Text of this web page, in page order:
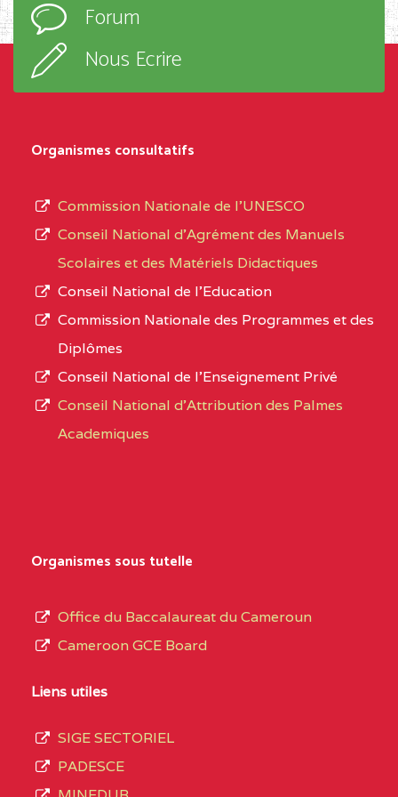
D'ENSEIGNEMENT
PROFESSIONNEL
(CEGEP) STE FOI BP
:4740 YAOUNDE
CENTRE
COLLEGE PANAFRICAIN
DE L'EXCELLENCE BP
CENTRE
COLLEGE PRIVE
CENTRE
COLLEGE PRIVE LAIC
SAINT MICHEL
CENTRE
d’enseignement,
type
L’offre
d’éducation
de
du
de
septembre
Forum
Nous Ecrire
Organismes consultatifs
Commission Nationale de l’UNESCO
Conseil National d’Agrément des Manuels
Scolaires et des Matériels Didactiques
Conseil National de l’Education
Commission Nationale des Programmes et des
Diplômes
Conseil National de l’Enseignement Privé
Conseil National d'Attribution des Palmes
Academiques
Organismes sous tutelle
Office du Baccalaureat du Cameroun
Cameroon GCE Board
Liens utiles
SIGE SECTORIEL
PADESCE